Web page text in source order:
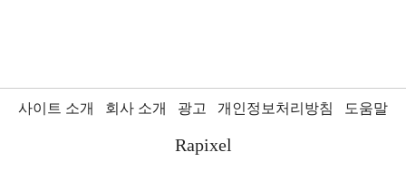
사이트 소개 회사 소개 광고 개인정보처리방침 도움말
Rapixel